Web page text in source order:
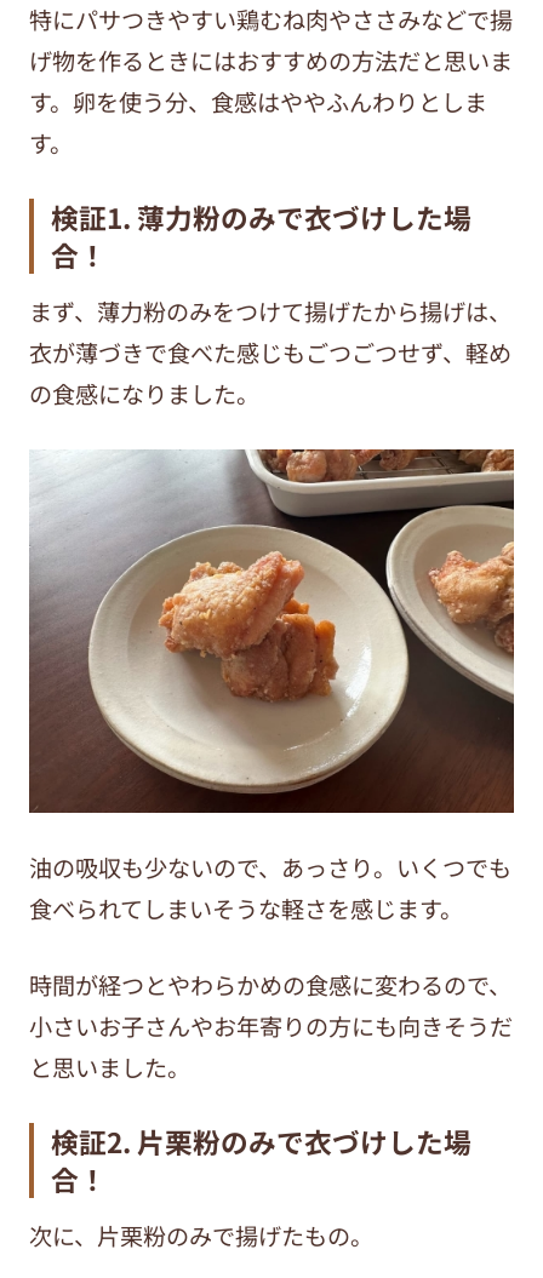
特にパサつきやすい鶏むね肉やささみなどで揚
げ物を作るときにはおすすめの方法だと思いま
す。卵を使う分、食感はややふんわりとしま
す。
検証1. 薄力粉のみで衣づけした場
合！
まず、薄力粉のみをつけて揚げたから揚げは、
衣が薄づきで食べた感じもごつごつせず、軽め
の食感になりました。
油の吸収も少ないので、あっさり。いくつでも
食べられてしまいそうな軽さを感じます。
時間が経つとやわらかめの食感に変わるので、
小さいお子さんやお年寄りの方にも向きそうだ
と思いました。
検証2. 片栗粉のみで衣づけした場
合！
次に、片栗粉のみで揚げたもの。